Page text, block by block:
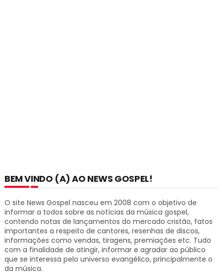
BEM VINDO (A) AO NEWS GOSPEL!
O site News Gospel nasceu em 2008 com o objetivo de
informar a todos sobre as notícias da música gospel,
contendo notas de lançamentos do mercado cristão, fatos
importantes a respeito de cantores, resenhas de discos,
informações como vendas, tiragens, premiações etc. Tudo
com a finalidade de atingir, informar e agradar ao público
que se interessa pelo universo evangélico, principalmente o
da música.